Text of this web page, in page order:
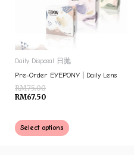
Daily Disposal 日抛
Pre-Order EYEPONY | Daily Lens
RM75.00
RM67.50
Select options